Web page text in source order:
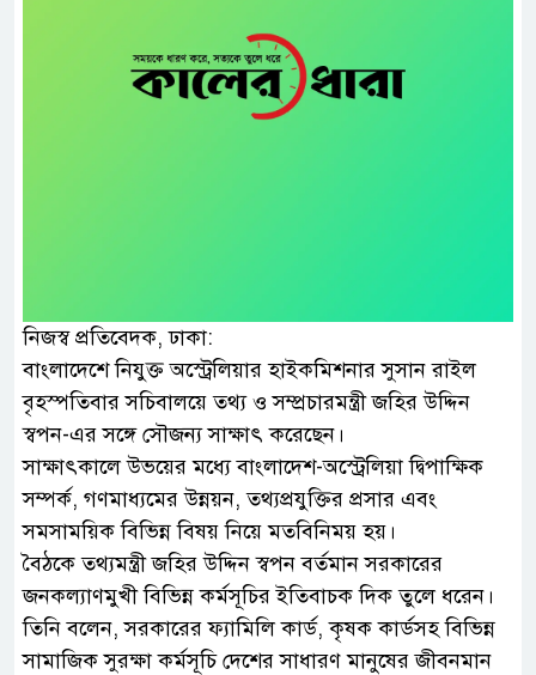
নিজস্ব প্রতিবেদক, ঢাকা:
বাংলাদেশে নিযুক্ত অস্ট্রেলিয়ার হাইকমিশনার সুসান রাইল
বৃহস্পতিবার সচিবালয়ে তথ্য ও সম্প্রচারমন্ত্রী জহির উদ্দিন
স্বপন-এর সঙ্গে সৌজন্য সাক্ষাৎ করেছেন।
সাক্ষাৎকালে উভয়ের মধ্যে বাংলাদেশ-অস্ট্রেলিয়া দ্বিপাক্ষিক
সম্পর্ক, গণমাধ্যমের উন্নয়ন, তথ্যপ্রযুক্তির প্রসার এবং
সমসাময়িক বিভিন্ন বিষয় নিয়ে মতবিনিময় হয়।
বৈঠকে তথ্যমন্ত্রী জহির উদ্দিন স্বপন বর্তমান সরকারের
জনকল্যাণমুখী বিভিন্ন কর্মসূচির ইতিবাচক দিক তুলে ধরেন।
তিনি বলেন, সরকারের ফ্যামিলি কার্ড, কৃষক কার্ডসহ বিভিন্ন
সামাজিক সুরক্ষা কর্মসূচি দেশের সাধারণ মানুষের জীবনমান